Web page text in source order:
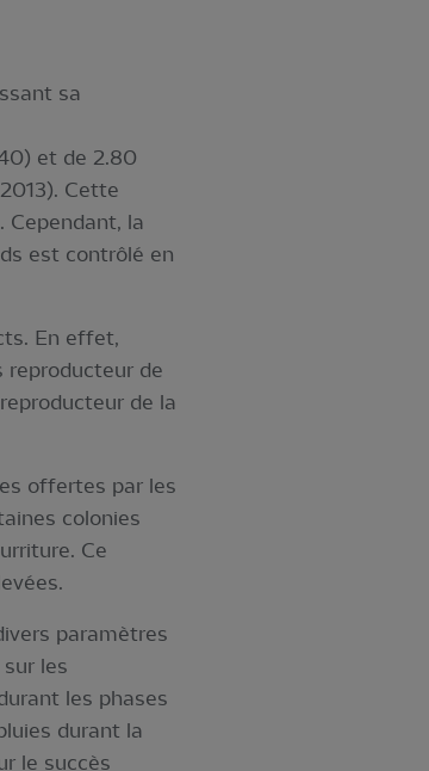
sa
et de 2.80
Cette
Cependant, la
est contrôlé en
En effet,
reproducteur de
de la
offertes par les
colonies
Ce
paramètres
les
les phases
durant la
le succès